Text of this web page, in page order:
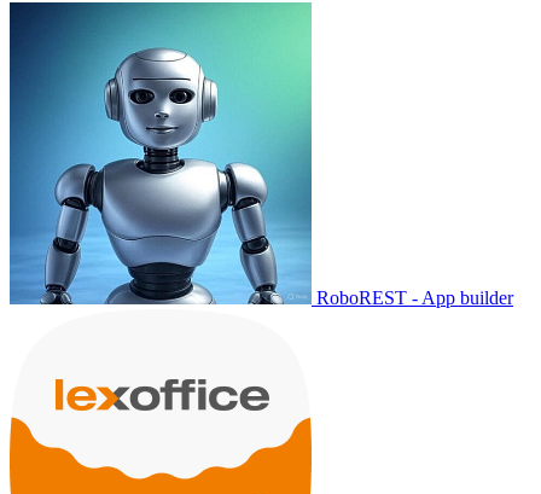
RoboREST - App builder